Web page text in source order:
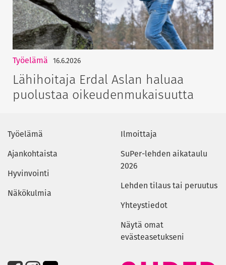
Työelämä 16.6.2026
Lähihoitaja Erdal Aslan haluaa
puolustaa oikeudenmukaisuutta
Työelämä
Ajankohtaista
Hyvinvointi
Näkökulmia
Ilmoittaja
SuPer-lehden aikataulu
2026
Lehden tilaus tai peruutus
Yhteystiedot
Näytä omat
evästeasetukseni